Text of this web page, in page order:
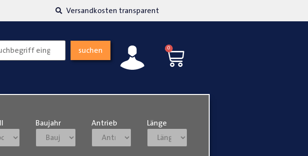
Versandkosten transparent
suchen 0
Baujahr Antrieb Länge